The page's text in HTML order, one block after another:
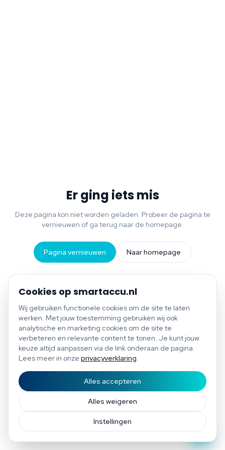
Bespaar tot €1.200 per jaar
Gratis scan of plan direct een afspraak
Cookies op smartaccu.nl
Wij gebruiken functionele cookies om de site te laten
werken. Met jouw toestemming gebruiken wij ook
analytische en marketing cookies om de site te
verbeteren en relevante content te tonen. Je kunt jouw
keuze altijd aanpassen via de link onderaan de pagina.
Lees meer in onze privacyverklaring.
Instellingen
Alles weigeren
Alles accepteren
Er ging iets mis
Deze pagina kon niet worden geladen. Probeer de pagina te
vernieuwen of ga terug naar de homepage.
Pagina vernieuwen Naar homepage